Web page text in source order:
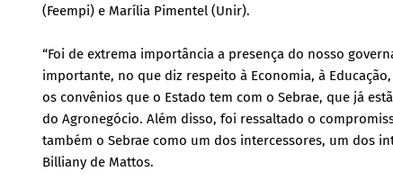
(Feempi) e Marília Pimentel (Unir).
“Foi de extrema importância a presença do nosso
importante, no que diz respeito à Economia, à
os convênios que o Estado tem com o Sebrae, que já
do Agronegócio. Além disso, foi ressaltado o
também o Sebrae como um dos intercessores, um dos
Billiany de Mattos.